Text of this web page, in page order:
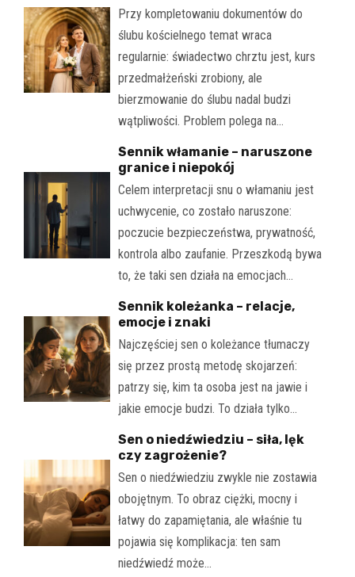
Przy kompletowaniu dokumentów do
ślubu kościelnego temat wraca
regularnie: świadectwo chrztu jest, kurs
przedmałżeński zrobiony, ale
bierzmowanie do ślubu nadal budzi
wątpliwości. Problem polega na…
Sennik włamanie – naruszone
granice i niepokój
Celem interpretacji snu o włamaniu jest
uchwycenie, co zostało naruszone:
poczucie bezpieczeństwa, prywatność,
kontrola albo zaufanie. Przeszkodą bywa
to, że taki sen działa na emocjach…
Sennik koleżanka – relacje,
emocje i znaki
Najczęściej sen o koleżance tłumaczy
się przez prostą metodę skojarzeń:
patrzy się, kim ta osoba jest na jawie i
jakie emocje budzi. To działa tylko…
Sen o niedźwiedziu – siła, lęk
czy zagrożenie?
Sen o niedźwiedziu zwykle nie zostawia
obojętnym. To obraz ciężki, mocny i
łatwy do zapamiętania, ale właśnie tu
pojawia się komplikacja: ten sam
niedźwiedź może…